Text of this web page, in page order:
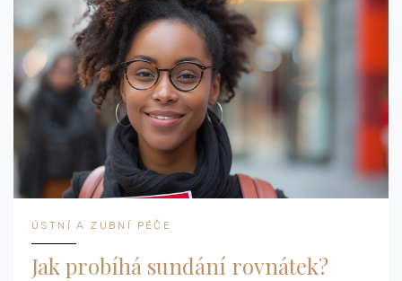
ÚSTNÍ A ZUBNÍ PÉČE
Jak probíhá sundání rovnátek?